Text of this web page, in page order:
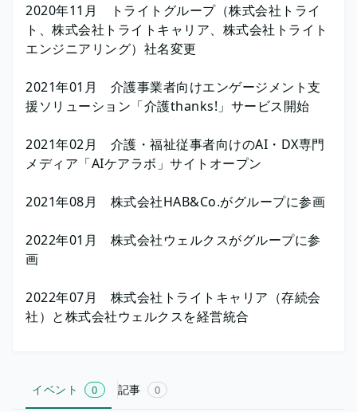
2020年11月 トライトグループ（株式会社トライ
ト、株式会社トライトキャリア、株式会社トライト
エンジニアリング）社名変更
2021年01月 介護事業者向けエンゲージメント支
援ソリューション「介護thanks!」サービス開始
2021年02月 介護・福祉従事者向けのAI・DX専門
メディア「AIケアラボ」サイトオープン
2021年08月 株式会社HAB&Co.がグループに参画
2022年01月 株式会社ウェルクスがグループに参
画
2022年07月 株式会社トライトキャリア（存続会
社）と株式会社ウェルクスを経営統合
イベント 0 記事 0